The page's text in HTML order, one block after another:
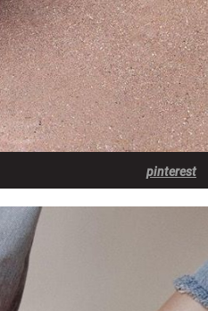
pinterest